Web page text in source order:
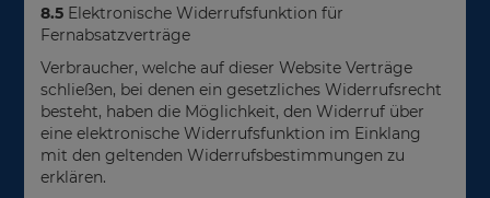
8.5 Elektronische Widerrufsfunktion für
Fernabsatzverträge
Verbraucher, welche auf dieser Website Verträge
schließen, bei denen ein gesetzliches Widerrufsrecht
besteht, haben die Möglichkeit, den Widerruf über
eine elektronische Widerrufsfunktion im Einklang
mit den geltenden Widerrufsbestimmungen zu
erklären.